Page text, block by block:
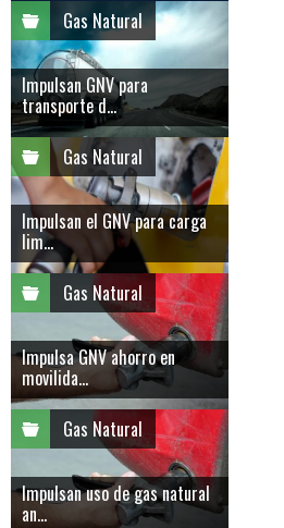
Gas Natural
Impulsan GNV para
transporte d...
Gas Natural
Impulsan el GNV para carga
lim...
Gas Natural
Impulsa GNV ahorro en
movilida...
Gas Natural
Impulsan uso de gas natural
an...